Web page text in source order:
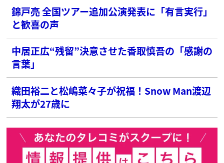
錦戸亮 全国ツアー追加公演発表に「有言実行」
と歓喜の声
中居正広“残留”決意させた香取慎吾の「感謝の
言葉」
織田裕二と松嶋菜々子が祝福！Snow Man渡辺
翔太が27歳に